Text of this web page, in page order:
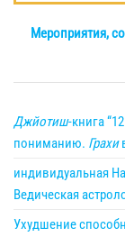
Мероприятия,
Джйотиш-книга “12
пониманию. Грахи
индивидуальная
Ведическая
Ухудшение